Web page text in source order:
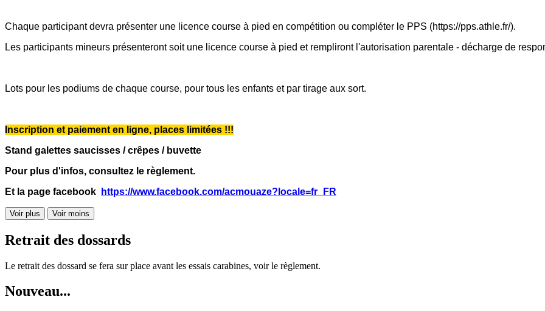
Chaque participant devra présenter une licence course à pied en compétition ou compléter le PPS (https://pps.athle.fr/).
Les participants mineurs présenteront soit une licence course à pied et rempliront l'autorisation parentale - décharge de
Lots pour les podiums de chaque course, pour tous les enfants et par tirage aux sort.
Inscription et paiement en ligne, places limitées !!!
Stand galettes saucisses / crêpes / buvette
Pour plus d'infos, consultez le règlement.
Et la page facebook
https://www.facebook.com/acmouaze?locale=fr_FR
Voir plus Voir moins
Retrait des dossards
Le retrait des dossard se fera sur place avant les essais carabines, voir le règlement.
Nouveau...